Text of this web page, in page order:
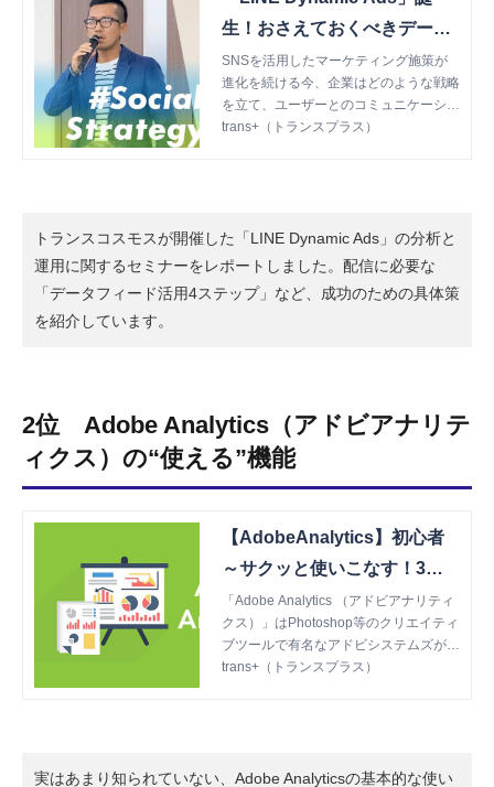
生！おさえておくべきデータ
フィード運用のポイントとは
【#Social Ads Strategy 2019
レポート】２/2 | trans+（ト
SNSを活用したマーケティング施策が
進化を続ける今、企業はどのような戦略
を立て、ユーザーとのコミュニケーショ
ンを深めていくべきなのでしょうか。
trans+（トランスプラス）
トランスコスモスが開催した「LINE Dynamic Ads」の分析と
運用に関するセミナーをレポートしました。配信に必要な
「データフィード活用4ステップ」など、成功のための具体策
を紹介しています。
2位 Adobe Analytics（アドビアナリテ
ィクス）の“使える”機能
【AdobeAnalytics】初心者
～サクッと使いこなす！3つ
の鉄板機能 | trans+（トラン
スプラス）
「Adobe Analytics （アドビアナリティ
クス）」はPhotoshop等のクリエイティ
ブツールで有名なアドビシステムズが提
供している高機能なアクセス解析ツール
trans+（トランスプラス）
実はあまり知られていない、Adobe Analyticsの基本的な使い